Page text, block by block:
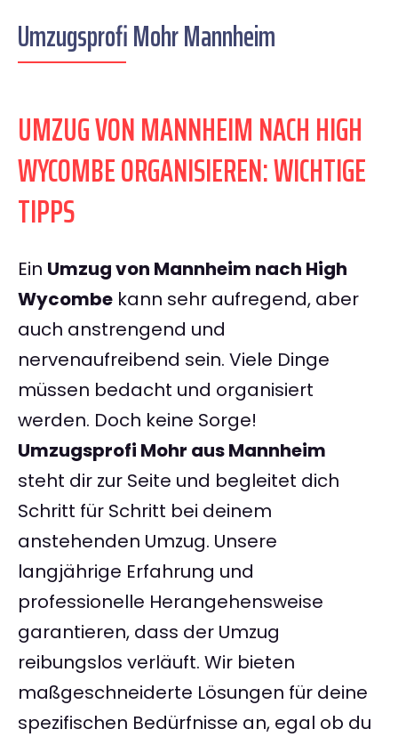
Umzugsprofi Mohr Mannheim
UMZUG VON MANNHEIM NACH HIGH
WYCOMBE ORGANISIEREN: WICHTIGE
TIPPS
Ein Umzug von Mannheim nach High
Wycombe kann sehr aufregend, aber
auch anstrengend und
nervenaufreibend sein. Viele Dinge
müssen bedacht und organisiert
werden. Doch keine Sorge!
Umzugsprofi Mohr aus Mannheim
steht dir zur Seite und begleitet dich
Schritt für Schritt bei deinem
anstehenden Umzug. Unsere
langjährige Erfahrung und
professionelle Herangehensweise
garantieren, dass der Umzug
reibungslos verläuft. Wir bieten
maßgeschneiderte Lösungen für deine
spezifischen Bedürfnisse an, egal ob du